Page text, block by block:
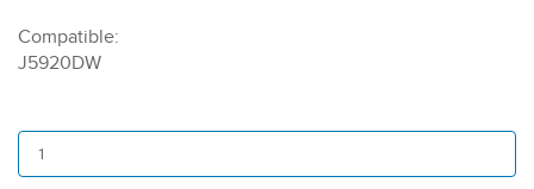
Compatible:
J5920DW